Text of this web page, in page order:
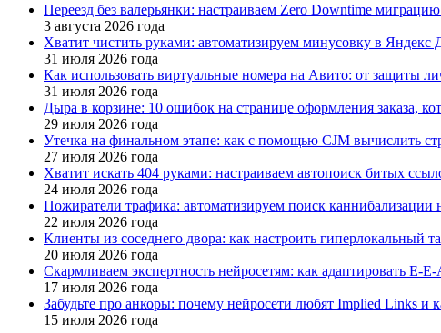
Переезд без валерьянки: настраиваем Zero Downtime миграцию
3 августа 2026 года
Хватит чистить руками: автоматизируем минусовку в Яндекс
31 июля 2026 года
Как использовать виртуальные номера на Авито: от защиты
31 июля 2026 года
Дыра в корзине: 10 ошибок на странице оформления заказа,
29 июля 2026 года
Утечка на финальном этапе: как с помощью CJM вычислить
27 июля 2026 года
Хватит искать 404 руками: настраиваем автопоиск битых
24 июля 2026 года
Пожиратели трафика: автоматизируем поиск
22 июля 2026 года
Клиенты из соседнего двора: как настроить гиперлокальный
20 июля 2026 года
Скармливаем экспертность нейросетям: как адаптировать E-
17 июля 2026 года
Забудьте про анкоры: почему нейросети любят Implied Links и
15 июля 2026 года